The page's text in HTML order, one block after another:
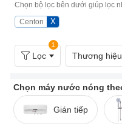
Chọn bộ lọc bên dưới giúp lọc
Centon
X
1
Lọc Thương hiệu
Chọn máy nước nóng
Gián tiếp